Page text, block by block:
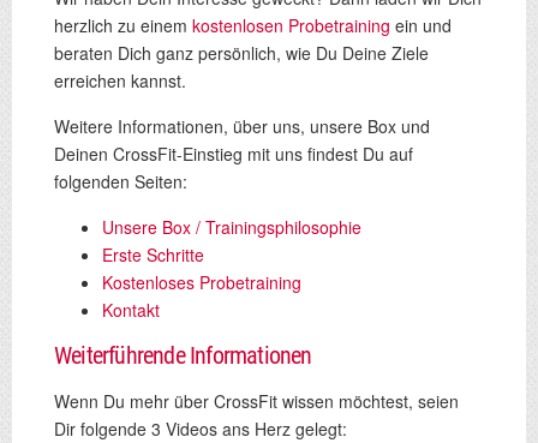
herzlich zu einem kostenlosen Probetraining ein und
beraten Dich ganz persönlich, wie Du Deine Ziele
erreichen kannst.
Weitere Informationen, über uns, unsere Box und
Deinen CrossFit-Einstieg mit uns findest Du auf
folgenden Seiten:
Unsere Box / Trainingsphilosophie
Erste Schritte
Kostenloses Probetraining
Kontakt
Weiterführende Informationen
Wenn Du mehr über CrossFit wissen möchtest, seien
Dir folgende 3 Videos ans Herz gelegt: